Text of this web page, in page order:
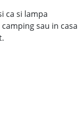
ca si lampa
sau in casa